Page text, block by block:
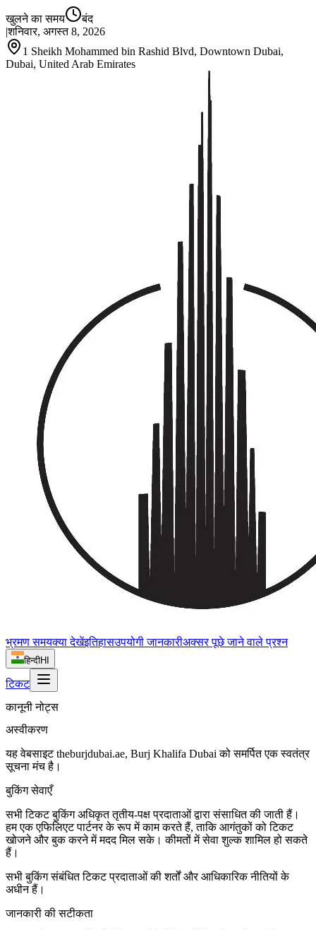
खुलने का समय
बंद
|शनिवार, अगस्त 8, 2026
1 Sheikh Mohammed bin Rashid Blvd, Downtown Dubai,
Dubai, United Arab Emirates
भ्रमण समयक्या देखेंइतिहासउपयोगी जानकारीअक्सर पूछे जाने वाले प्रश्न
हिन्दीHI
टिकट
कानूनी नोट्स
अस्वीकरण
यह वेबसाइट theburjdubai.ae, Burj Khalifa Dubai को समर्पित एक स्वतंत्र
सूचना मंच है।
बुकिंग सेवाएँ
सभी टिकट बुकिंग अधिकृत तृतीय-पक्ष प्रदाताओं द्वारा संसाधित की जाती हैं।
हम एक एफिलिएट पार्टनर के रूप में काम करते हैं, ताकि आगंतुकों को टिकट
खोजने और बुक करने में मदद मिल सके। कीमतों में सेवा शुल्क शामिल हो सकते
हैं।
सभी बुकिंग संबंधित टिकट प्रदाताओं की शर्तों और आधिकारिक नीतियों के
अधीन हैं।
जानकारी की सटीकता